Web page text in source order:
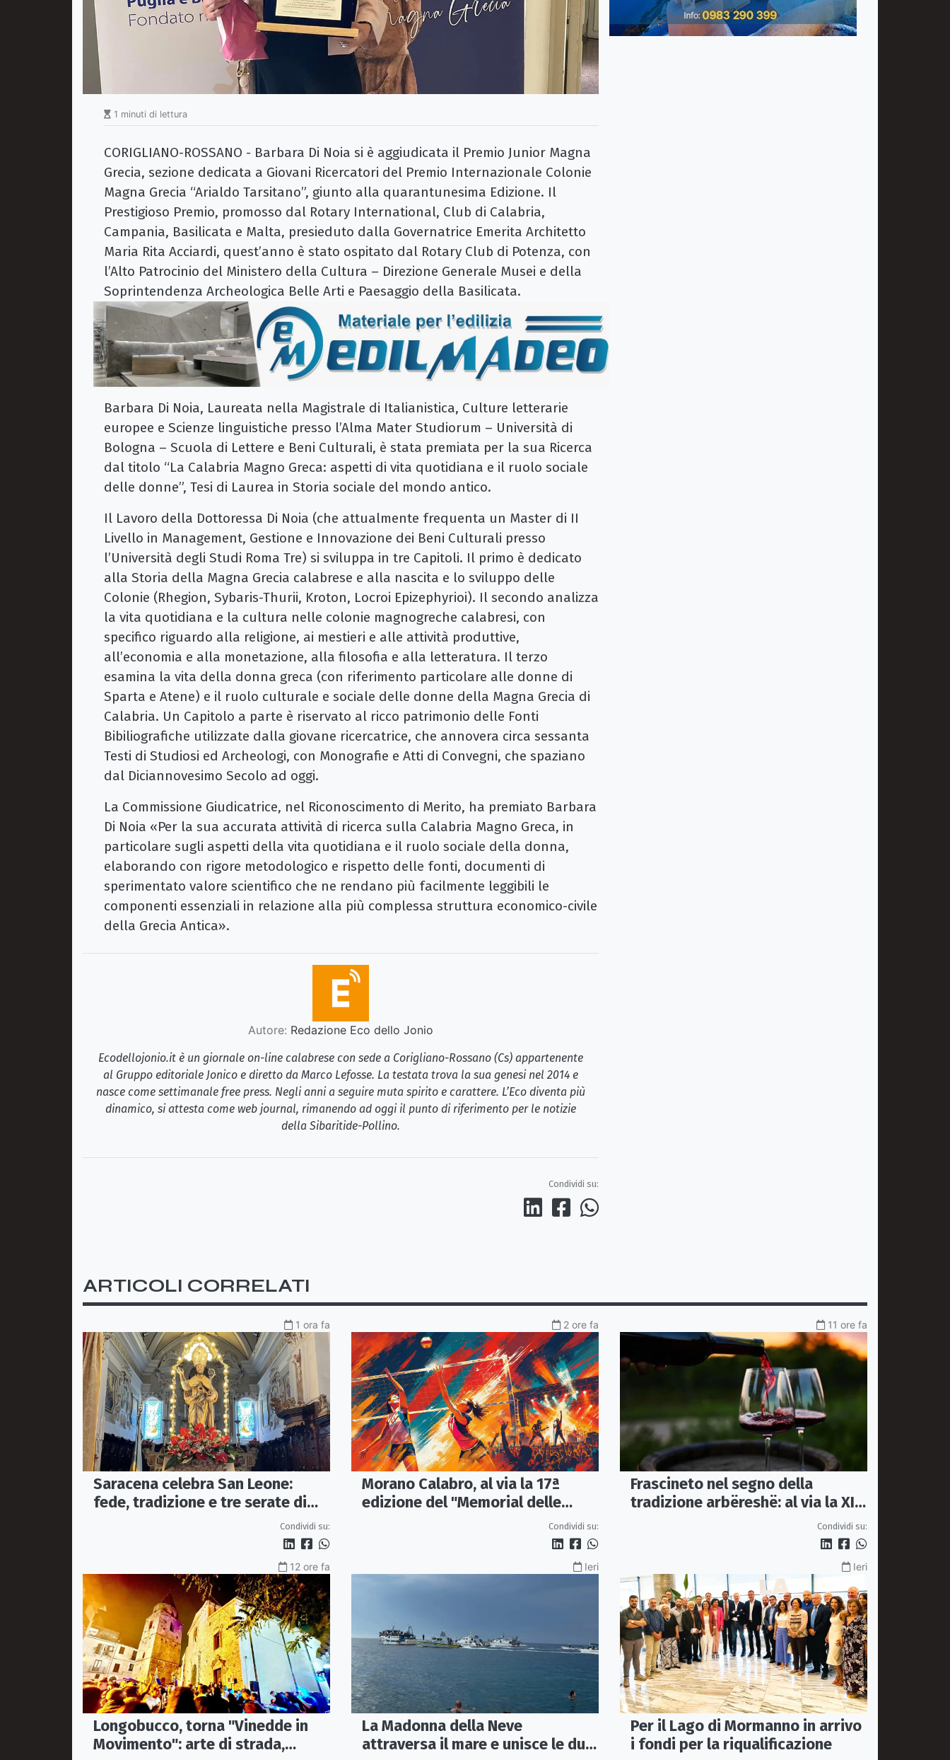
1 minuti di lettura
CORIGLIANO-ROSSANO - Barbara Di Noia si è aggiudicata il Premio Junior Magna
Grecia, sezione dedicata a Giovani Ricercatori del Premio Internazionale Colonie
Magna Grecia “Arialdo Tarsitano”, giunto alla quarantunesima Edizione. Il
Prestigioso Premio, promosso dal Rotary International, Club di Calabria,
Campania, Basilicata e Malta, presieduto dalla Governatrice Emerita Architetto
Maria Rita Acciardi, quest’anno è stato ospitato dal Rotary Club di Potenza, con
l’Alto Patrocinio del Ministero della Cultura – Direzione Generale Musei e della
Soprintendenza Archeologica Belle Arti e Paesaggio della Basilicata.
Barbara Di Noia, Laureata nella Magistrale di Italianistica, Culture letterarie
europee e Scienze linguistiche presso l’Alma Mater Studiorum – Università di
Bologna – Scuola di Lettere e Beni Culturali, è stata premiata per la sua Ricerca
dal titolo “La Calabria Magno Greca: aspetti di vita quotidiana e il ruolo sociale
delle donne”, Tesi di Laurea in Storia sociale del mondo antico.
Il Lavoro della Dottoressa Di Noia (che attualmente frequenta un Master di II
Livello in Management, Gestione e Innovazione dei Beni Culturali presso
l’Università degli Studi Roma Tre) si sviluppa in tre Capitoli. Il primo è dedicato
alla Storia della Magna Grecia calabrese e alla nascita e lo sviluppo delle
Colonie (Rhegion, Sybaris-Thurii, Kroton, Locroi Epizephyrioi). Il secondo analizza
la vita quotidiana e la cultura nelle colonie magnogreche calabresi, con
specifico riguardo alla religione, ai mestieri e alle attività produttive,
all’economia e alla monetazione, alla filosofia e alla letteratura. Il terzo
esamina la vita della donna greca (con riferimento particolare alle donne di
Sparta e Atene) e il ruolo culturale e sociale delle donne della Magna Grecia di
Calabria. Un Capitolo a parte è riservato al ricco patrimonio delle Fonti
Bibiliografiche utilizzate dalla giovane ricercatrice, che annovera circa sessanta
Testi di Studiosi ed Archeologi, con Monografie e Atti di Convegni, che spaziano
dal Diciannovesimo Secolo ad oggi.
La Commissione Giudicatrice, nel Riconoscimento di Merito, ha premiato Barbara
Di Noia «Per la sua accurata attività di ricerca sulla Calabria Magno Greca, in
particolare sugli aspetti della vita quotidiana e il ruolo sociale della donna,
elaborando con rigore metodologico e rispetto delle fonti, documenti di
sperimentato valore scientifico che ne rendano più facilmente leggibili le
componenti essenziali in relazione alla più complessa struttura economico-civile
della Grecia Antica».
Autore: Redazione Eco dello Jonio
Ecodellojonio.it è un giornale on-line calabrese con sede a Corigliano-Rossano (Cs) appartenente
al Gruppo editoriale Jonico e diretto da Marco Lefosse. La testata trova la sua genesi nel 2014 e
nasce come settimanale free press. Negli anni a seguire muta spirito e carattere. L’Eco diventa più
dinamico, si attesta come web journal, rimanendo ad oggi il punto di riferimento per le notizie
della Sibaritide-Pollino.
Condividi su:
ARTICOLI CORRELATI
1 ora fa
Saracena celebra San Leone:
fede, tradizione e tre serate di
Condividi su:
2 ore fa
Morano Calabro, al via la 17ª
edizione del "Memorial delle
Condividi su:
11 ore fa
Frascineto nel segno della
tradizione arbëreshë: al via la XII
edizione della Festa del VinoCondividi su:
12 ore fa
Longobucco, torna "Vinedde in
Movimento": arte di strada,
Ieri
La Madonna della Neve
attraversa il mare e unisce le due
Ieri
Per il Lago di Mormanno in arrivo
i fondi per la riqualificazione